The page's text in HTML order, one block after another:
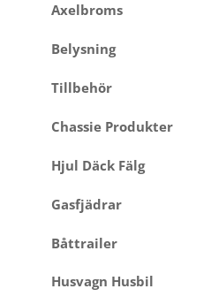
Axelbroms
Belysning
Tillbehör
Chassie Produkter
Hjul Däck Fälg
Gasfjädrar
Båttrailer
Husvagn Husbil